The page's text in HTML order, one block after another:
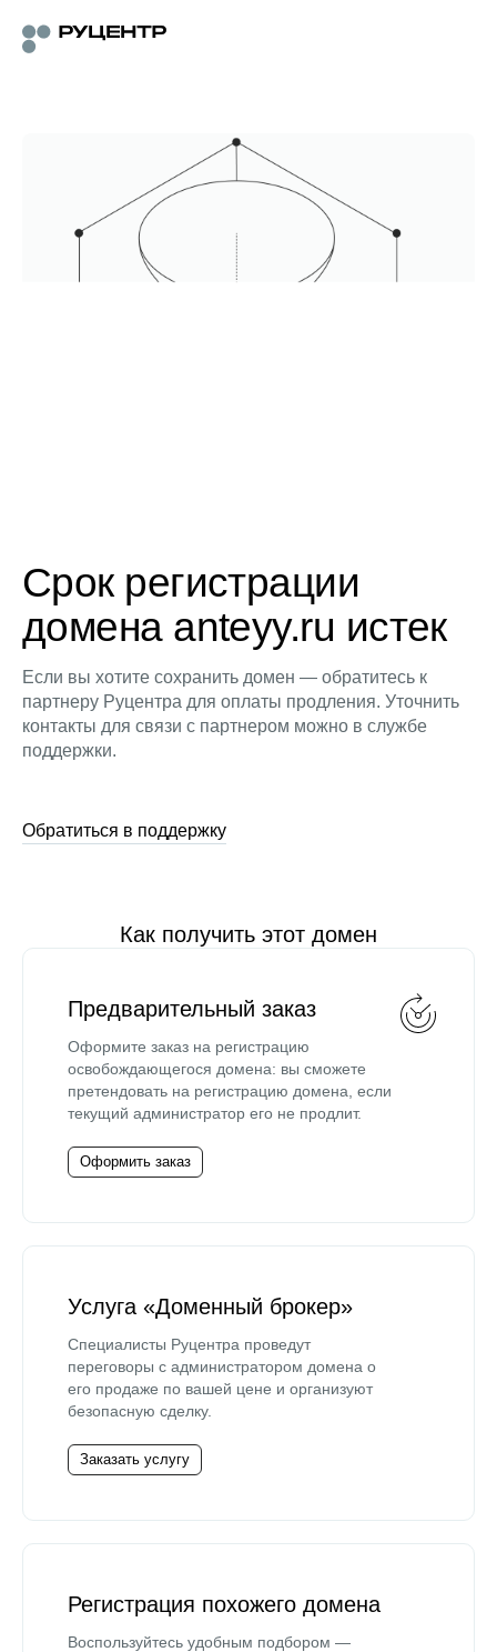
Срок регистрации
домена anteyy.ru истек
Если вы хотите сохранить домен — обратитесь к
партнеру Руцентра для оплаты продления. Уточнить
контакты для связи с партнером можно в службе
поддержки.
Обратиться в поддержку
Как получить этот домен
Предварительный заказ
Оформите заказ на регистрацию
освобождающегося домена: вы сможете
претендовать на регистрацию домена, если
текущий администратор его не продлит.
Оформить заказ
Услуга «Доменный брокер»
Специалисты Руцентра проведут
переговоры с администратором домена о
его продаже по вашей цене и организуют
безопасную сделку.
Заказать услугу
Регистрация похожего домена
Воспользуйтесь удобным подбором —